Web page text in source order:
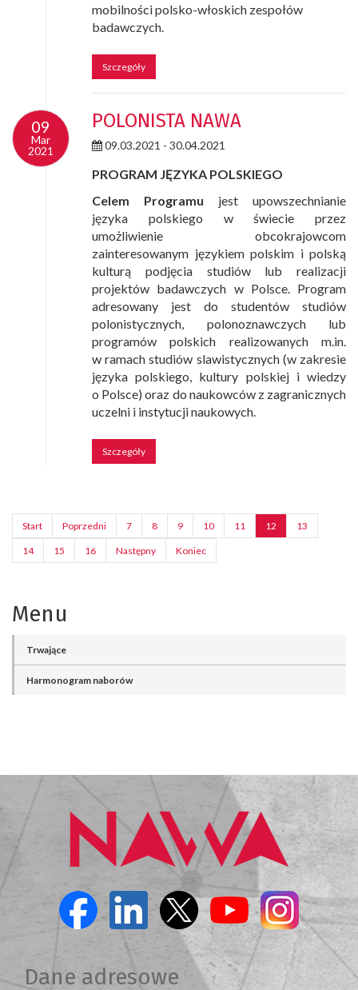
mobilności polsko-włoskich zespołów
badawczych.
Szczegóły
09
Mar
2021
09
Mar
2021
POLONISTA NAWA
09.03.2021 - 30.04.2021
PROGRAM JĘZYKA POLSKIEGO
Celem Programu jest upowszechnianie
języka polskiego w świecie przez
umożliwienie obcokrajowcom
zainteresowanym językiem polskim i polską
kulturą podjęcia studiów lub realizacji
projektów badawczych w Polsce. Program
adresowany jest do studentów studiów
polonistycznych, polonoznawczych lub
programów polskich realizowanych m.in.
w ramach studiów slawistycznych (w zakresie
języka polskiego, kultury polskiej i wiedzy
o Polsce) oraz do naukowców z zagranicznych
uczelni i instytucji naukowych.
Szczegóły
Start Poprzedni 7 8 9 10 11 12 13
14 15 16 Następny Koniec
Menu
Trwające
Harmonogram naborów
Dane adresowe